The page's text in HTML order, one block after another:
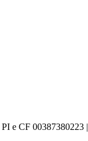
PI e CF 00387380223 |